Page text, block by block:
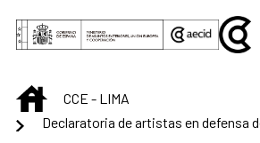
Saltar al contenido principal
INICIOCCE - LIMA